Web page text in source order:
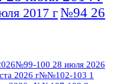
2017 г№94 26
№95+96 3 августа
№96 9 августа
№99-100 28 июля 2026
2026 г№№102-103 1